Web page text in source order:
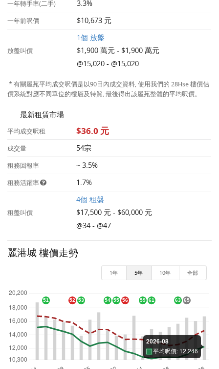
一年轉手率(二手) 3.3%
一年前呎價 $10,673 元
放盤叫價
1個 放盤
$1,900 萬元 - $1,900 萬元
@15,020 - @15,020
* 有關屋苑平均成交呎價是以90日內成交資料, 使用我們的 28Hse 樓價估
價系統對應不同單位的樓層及特質, 最後得出該屋苑整體的平均呎價。
最新租賃市場
平均成交呎租 $36.0 元
成交量 54宗
租務回報率 ~ 3.5%
租務活躍率 1.7%
租盤叫價
4個 租盤
$17,500 元 - $60,000 元
@34 - @47
麗港城 樓價走勢
1年 5年 10年 全部